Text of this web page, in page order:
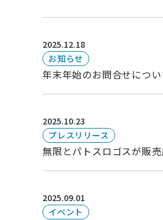
2025.12.18
お知らせ
年末年始のお問合せについ
2025.10.23
プレスリリース
無限とパトスロゴスが販
2025.09.01
イベント